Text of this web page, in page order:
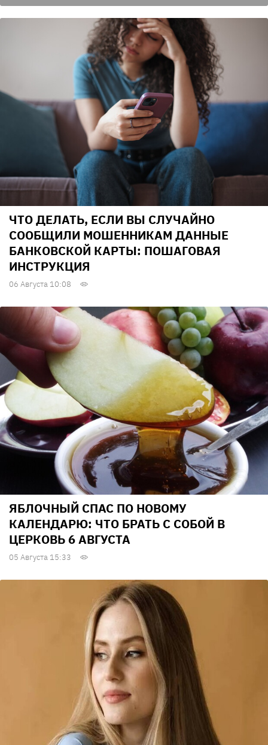
ЧТО ДЕЛАТЬ, ЕСЛИ ВЫ СЛУЧАЙНО
СООБЩИЛИ МОШЕННИКАМ ДАННЫЕ
БАНКОВСКОЙ КАРТЫ: ПОШАГОВАЯ
ИНСТРУКЦИЯ
06 Августа 10:08
ЯБЛОЧНЫЙ СПАС ПО НОВОМУ
КАЛЕНДАРЮ: ЧТО БРАТЬ С СОБОЙ В
ЦЕРКОВЬ 6 АВГУСТА
05 Августа 15:33